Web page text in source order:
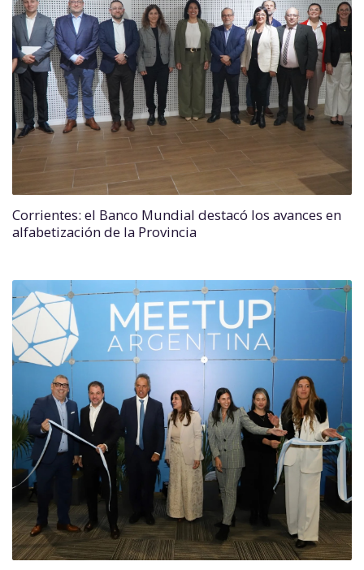
Corrientes: el Banco Mundial destacó los avances en
alfabetización de la Provincia